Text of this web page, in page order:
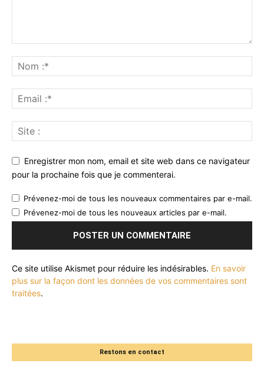
Enregistrer mon nom, email et site web dans ce navigateur
pour la prochaine fois que je commenterai.
Prévenez-moi de tous les nouveaux commentaires par e-mail.
Prévenez-moi de tous les nouveaux articles par e-mail.
Ce site utilise Akismet pour réduire les indésirables. En savoir
plus sur la façon dont les données de vos commentaires sont
traitées.
Restons en contact